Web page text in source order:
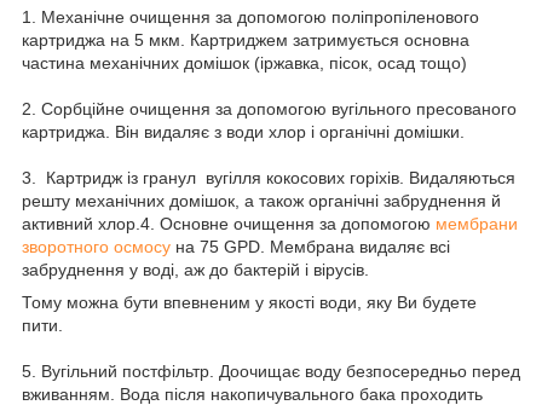
1. Механічне очищення за допомогою поліпропіленового
картриджа на 5 мкм. Картриджем затримується основна
частина механічних домішок (іржавка, пісок, осад тощо)
2. Сорбційне очищення за допомогою вугільного пресованого
картриджа. Він видаляє з води хлор і органічні домішки.
3.
Картридж із гранул вугілля кокосових горіхів. Видаляються
решту механічних домішок, а також органічні забруднення й
активний хлор. 4. Основне очищення за допомогою мембрани
зворотного осмосу на 75 GPD. Мембрана видаляє всі
забруднення у воді, аж до бактерій і вірусів.
Тому можна бути впевненим у якості води, яку Ви будете
пити.
5. Вугільний постфільтр. Доочищає воду безпосередньо перед
вживанням. Вода після накопичувального бака проходить